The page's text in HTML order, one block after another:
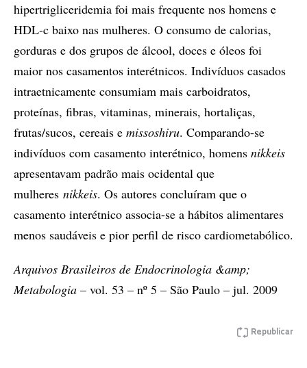
hipertrigliceridemia foi mais frequente nos homens e
HDL-c baixo nas mulheres. O consumo de calorias,
gorduras e dos grupos de álcool, doces e óleos foi
maior nos casamentos interétnicos. Indivíduos casados
intraetnicamente consumiam mais carboidratos,
proteínas, fibras, vitaminas, minerais, hortaliças,
frutas/sucos, cereais e missoshiru. Comparando-­se
indivíduos com casamento interétnico, homens nikkeis
apresentavam padrão mais ocidental que
mulheres nikkeis. Os autores concluíram que o
casamento interétnico associa-­se a hábitos alimentares
menos saudáveis e pior perfil de risco cardiometabólico.
Arquivos Brasileiros de Endocrinologia &amp;
Metabologia – vol. 53 – nº 5 – São Paulo – jul. 2009
Republicar